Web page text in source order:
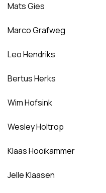
Mats Gies
Marco Grafweg
Leo Hendriks
Bertus Herks
Wim Hofsink
Wesley Holtrop
Klaas Hooikammer
Jelle Klaasen